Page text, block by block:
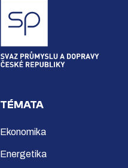
TÉMATA
Ekonomika
Energetika